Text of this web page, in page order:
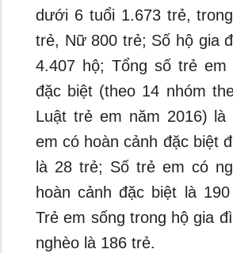
dưới 6 tuổi 1.673 trẻ,
trẻ, Nữ 800 trẻ; Số hộ gia
4.407 hộ; Tổng số trẻ em
đặc biệt (theo 14 nhóm
Luật trẻ em năm 2016)
em có hoàn cảnh đặc biệt
là 28 trẻ; Số trẻ em có
hoàn cảnh đặc biệt là
Trẻ em sống trong hộ gia
nghèo là 186 trẻ.